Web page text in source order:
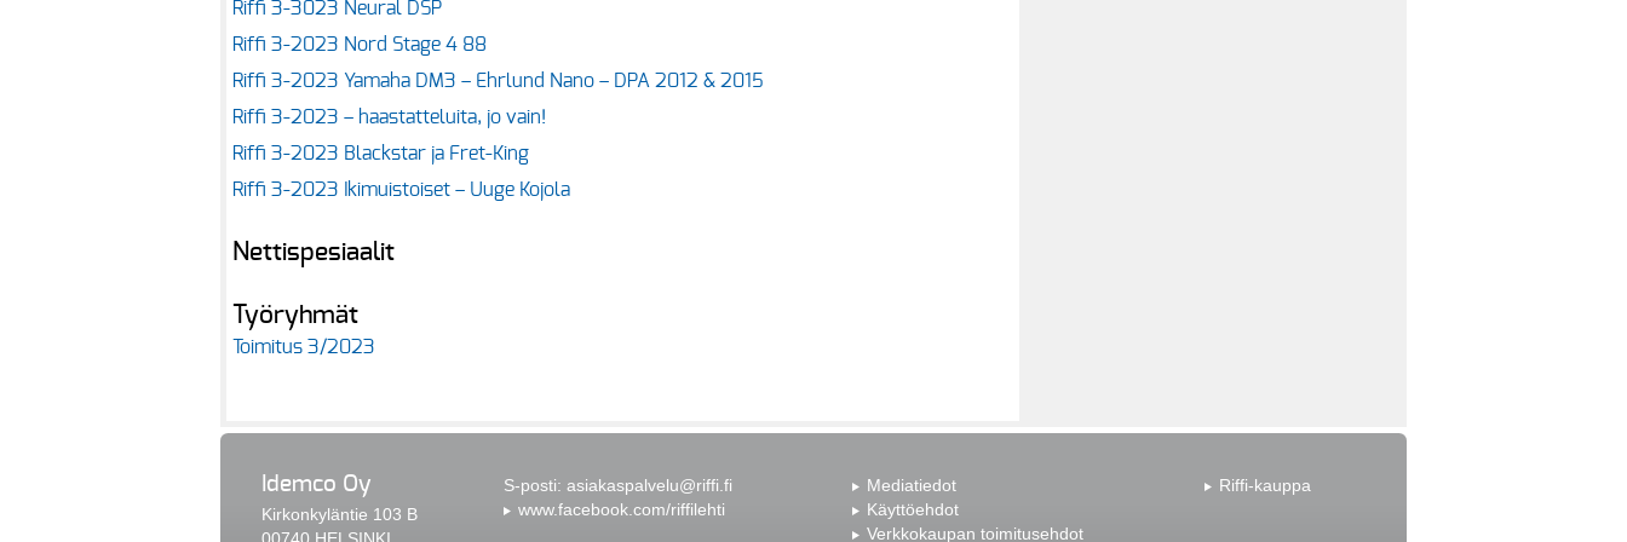
Riffi 3-3023 Neural DSP
Riffi 3-2023 Nord Stage 4 88
Riffi 3-2023 Yamaha DM3 – Ehrlund Nano – DPA 2012 & 2015
Riffi 3-2023 – haastatteluita, jo vain!
Riffi 3-2023 Blackstar ja Fret-King
Riffi 3-2023 Ikimuistoiset – Uuge Kojola
Nettispesiaalit
Työryhmät
Toimitus 3/2023
Idemco Oy
Kirkonkyläntie 103 B
00740 HELSINKI
S-posti: asiakaspalvelu@riffi.fi
www.facebook.com/riffilehti
Mediatiedot
Käyttöehdot
Verkkokaupan toimitusehdot
Riffi-kauppa